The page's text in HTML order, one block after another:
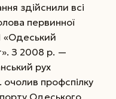
здійснили всі
первинної
«Одеський
З 2008 р. —
рух
очолив профспілку
Одеського